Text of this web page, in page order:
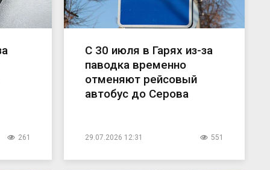
261
С 30 июля в Гарях из-за
паводка временно
отменяют рейсовый
автобус до Серова
29.07.2026 12:31 551